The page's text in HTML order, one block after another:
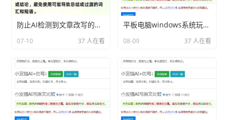
防止AI检测到文章改写的技巧
07-10 37 人在看
平板电脑windows系统玩英雄联盟分享相关内容2026
08-09 37 人在看